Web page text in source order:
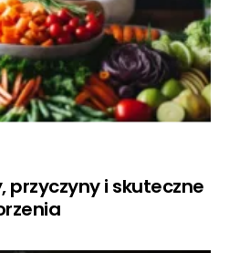
przyczyny i skuteczne